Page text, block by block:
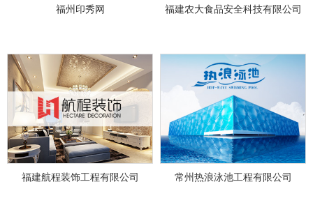
福州印秀网 福建农大食品安全科技有限公司
福建航程装饰工程有限公司 常州热浪泳池工程有限公司